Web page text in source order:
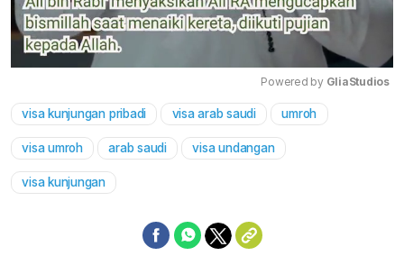
Powered by GliaStudios
visa kunjungan pribadi visa arab saudi umroh
visa umroh arab saudi visa undangan
visa kunjungan